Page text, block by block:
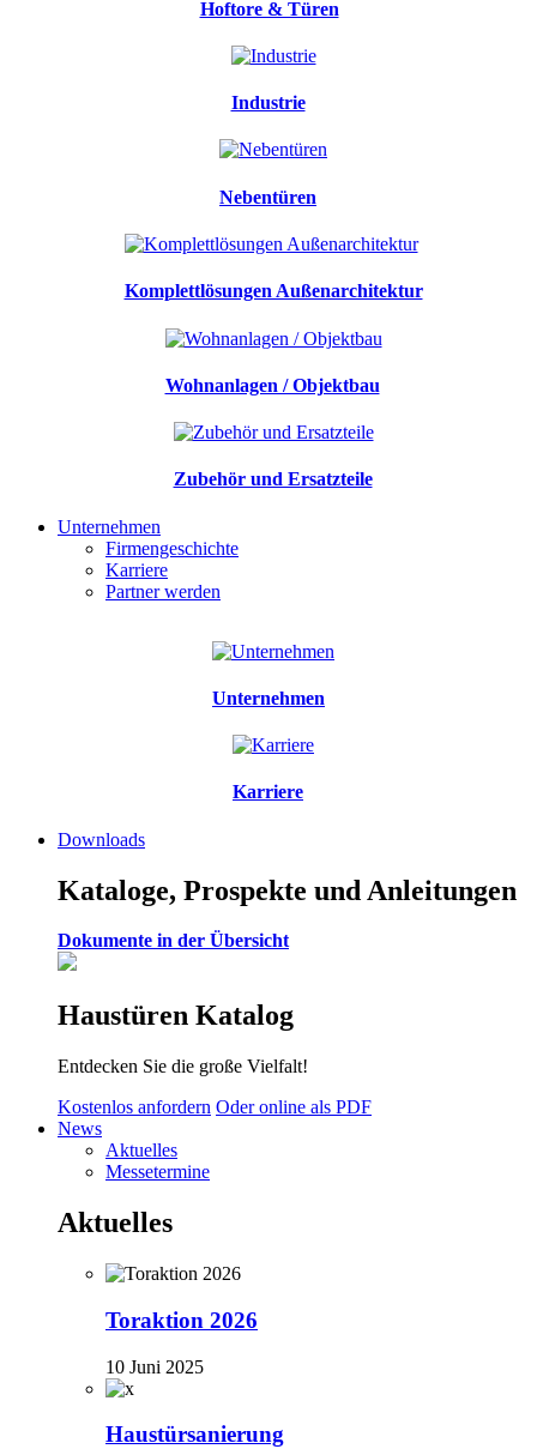
Hoftore & Türen
Industrie
Nebentüren
Komplettlösungen Außenarchitektur
Wohnanlagen / Objektbau
Zubehör und Ersatzteile
Unternehmen
Firmengeschichte
Karriere
Partner werden
Unternehmen
Karriere
Downloads
Kataloge, Prospekte und Anleitungen
Dokumente in der Übersicht
Haustüren Katalog
Entdecken Sie die große Vielfalt!
Kostenlos anfordern Oder online als PDF
News
Aktuelles
Messetermine
Aktuelles
Toraktion 2026
10 Juni 2025
Haustürsanierung